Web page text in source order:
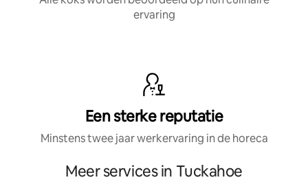
ervaring
Een sterke reputatie
Minstens twee jaar werkervaring in de horeca
Meer services in Tuckahoe